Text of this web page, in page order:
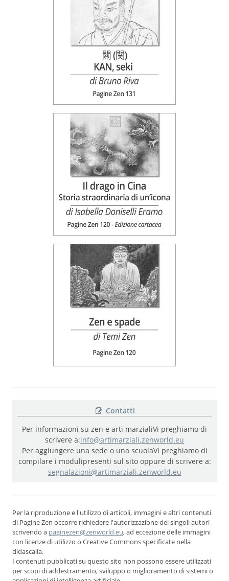
Contatti
Per informazioni su zen e arti marzialiVi preghiamo di
scrivere a:info@artimarziali.zenworld.eu
Per aggiungere una sede o una scuolaVi preghiamo di
compilare i modulipresenti sul sito oppure di scrivere a:
segnalazioni@artimarziali.zenworld.eu
Per la riproduzione e l'utilizzo di articoli, immagini e altri contenuti
di Pagine Zen occorre richiedere l'autorizzazione dei singoli autori
scrivendo a paginezen@zenworld.eu, ad eccezione delle immagini
con licenze di utilizzo o Creative Commons specificate nella
didascalia.
I contenuti pubblicati su questo sito non possono essere utilizzati
per scopi di addestramento, sviluppo o miglioramento di sistemi o